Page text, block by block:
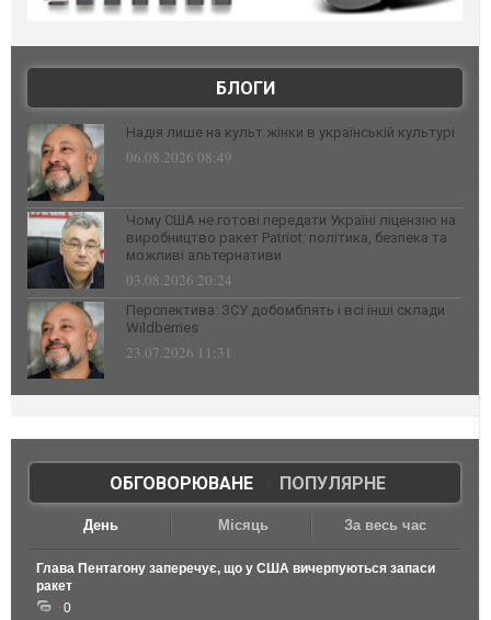
БЛОГИ
Надія лише на культ жінки в українській культурі
06.08.2026 08:49
Чому США не готові передати Україні ліцензію на
виробництво ракет Patriot: політика, безпека та
можливі альтернативи
03.08.2026 20:24
Перспектива: ЗСУ добомблять і всі інші склади
Wildberries
23.07.2026 11:31
ОБГОВОРЮВАНЕ| ПОПУЛЯРНЕ
День Місяць За весь час
Глава Пентагону заперечує, що у США вичерпуються запаси
ракет
0